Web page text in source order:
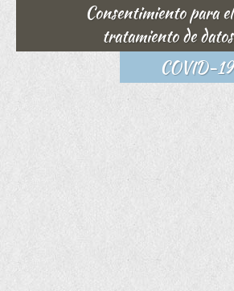
Consentimiento para el
tratamiento de datos
COVID-19